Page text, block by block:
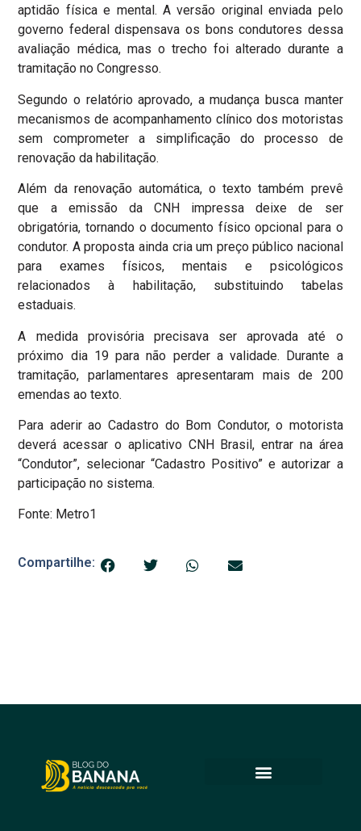
aptidão física e mental. A versão original enviada pelo
governo federal dispensava os bons condutores dessa
avaliação médica, mas o trecho foi alterado durante a
tramitação no Congresso.
Segundo o relatório aprovado, a mudança busca manter
mecanismos de acompanhamento clínico dos motoristas
sem comprometer a simplificação do processo de
renovação da habilitação.
Além da renovação automática, o texto também prevê
que a emissão da CNH impressa deixe de ser
obrigatória, tornando o documento físico opcional para o
condutor. A proposta ainda cria um preço público nacional
para exames físicos, mentais e psicológicos
relacionados à habilitação, substituindo tabelas
estaduais.
A medida provisória precisava ser aprovada até o
próximo dia 19 para não perder a validade. Durante a
tramitação, parlamentares apresentaram mais de 200
emendas ao texto.
Para aderir ao Cadastro do Bom Condutor, o motorista
deverá acessar o aplicativo CNH Brasil, entrar na área
“Condutor”, selecionar “Cadastro Positivo” e autorizar a
participação no sistema.
Fonte: Metro1
Compartilhe: